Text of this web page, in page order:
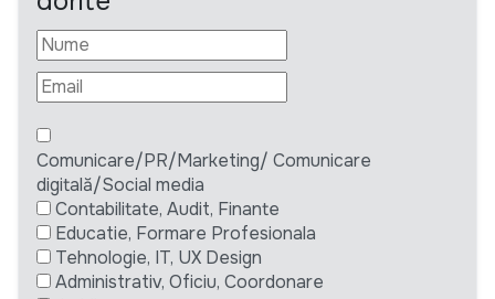
Comunicare/PR/Marketing/ Comunicare
digitală/Social media
Contabilitate, Audit, Finante
Educatie, Formare Profesionala
Tehnologie, IT, UX Design
Administrativ, Oficiu, Coordonare